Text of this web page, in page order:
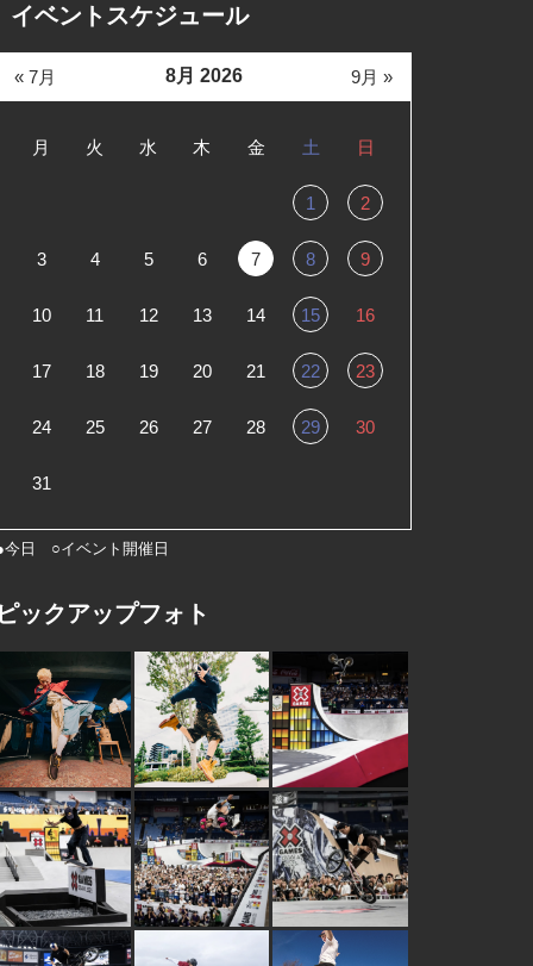
イベントスケジュール
8月 2026
月 火 水 木 金 土 日
1 2
3 4 5 6 7 8 9
10 11 12 13 14 15 16
17 18 19 20 21 22 23
24 25 26 27 28 29 30
31
« 7月 9月 »
今日 ○イベント開催日
ックアップフォト